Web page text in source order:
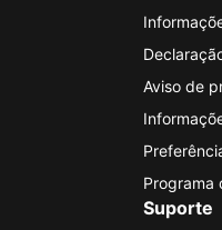
Aviso de
Programa
Suporte